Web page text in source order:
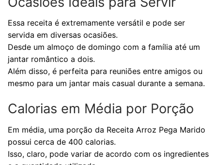
Essa receita é extremamente versátil e pode ser
servida em diversas ocasiões.
Desde um almoço de domingo com a família até um
jantar romântico a dois.
Além disso, é perfeita para reuniões entre amigos ou
mesmo para um jantar mais casual durante a semana.
Calorias em Média por Porção
Em média, uma porção da Receita Arroz Pega Marido
possui cerca de 400 calorias.
Isso, claro, pode variar de acordo com os ingredientes